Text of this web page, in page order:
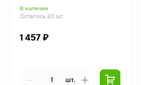
В наличии
Осталось 20 шт.
1 457 ₽
шт.